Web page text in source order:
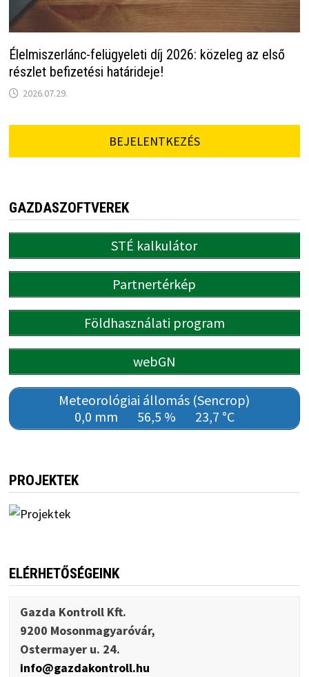
Élelmiszerlánc-felügyeleti díj 2026: közeleg az első
részlet befizetési határideje!
2026.07.29.
BEJELENTKEZÉS
GAZDASZOFTVEREK
STÉ kalkulátor
Partnertérkép
Földhasználati program
webGN
Meteorológiai állomás (Sencrop)
0,0 mm
56,5 % 23,7 °C
PROJEKTEK
ELÉRHETŐSÉGEINK
Gazda Kontroll Kft.
9200 Mosonmagyaróvár,
Ostermayer u. 24.
info@gazdakontroll.hu